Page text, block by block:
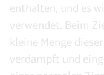
enthalten, und es
verwendet. Beim
kleine Menge
verdampft und